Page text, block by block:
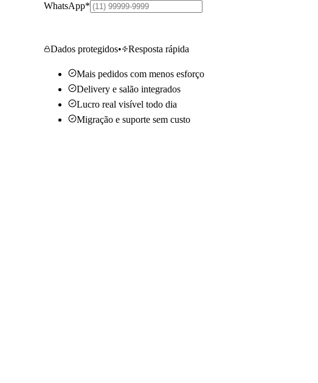
WhatsApp*
Dados protegidos• Resposta rápida
Mais pedidos com menos esforço
Delivery e salão integrados
Lucro real visível todo dia
Migração e suporte sem custo